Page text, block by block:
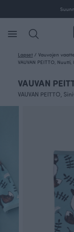
Lapset / Vauvojen
VAUVAN PEITTO,
VAUVAN
VAUVAN PEITTO,